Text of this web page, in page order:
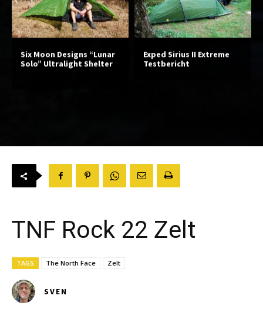
Six Moon Designs “Lunar
Solo” Ultralight Shelter
Exped Sirius II Extreme
Testbericht
TNF Rock 22 Zelt
TAGS The North Face Zelt
SVEN